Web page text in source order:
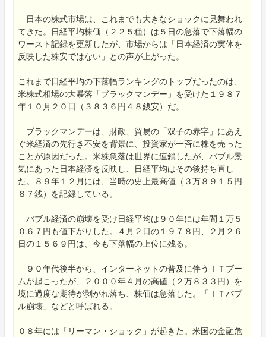
日本の株式市場は、これまでも大きなショックに見舞われ
てきた。日経平均株価（２２５種）は５日の急落で下落幅の
ワースト記録を更新したが、市場からは「日本経済の実体を
反映した株安ではない」との声が上がった。
これまで日経平均の下落幅ランキングのトップだったのは、
米株式相場の大暴落「ブラックマンデー」を受けた１９８７
年１０月２０日（３８３６円４８銭安）だ。
ブラックマンデーは、財政、貿易の「双子の赤字」にあえ
ぐ米経済の先行き不安を背景に、投資家が一斉に株を売った
ことが原因だった。米株急落は世界に連鎖したが、バブル景
気にあった日本経済を反映し、日経平均はその後持ち直し
た。８９年１２月には、当時の史上最高値（３万８９１５円
８７銭）を記録している。
バブル経済の崩壊を受け日経平均は９０年には年間１万５
０６７円も値下がりした。４月２日の１９７８円、２月２６
日の１５６９円は、今も下落幅の上位に残る。
９０年代後半から、インターネットの普及に伴うＩＴブー
ムが起こったが、２０００年４月の高値（２万８３３円）を
境に過度な期待が剥がれ落ち、株価は急落した。「ＩＴバブ
ル崩壊」などと呼ばれる。
０８年には「リーマン・ショック」が起きた。米国の金融危